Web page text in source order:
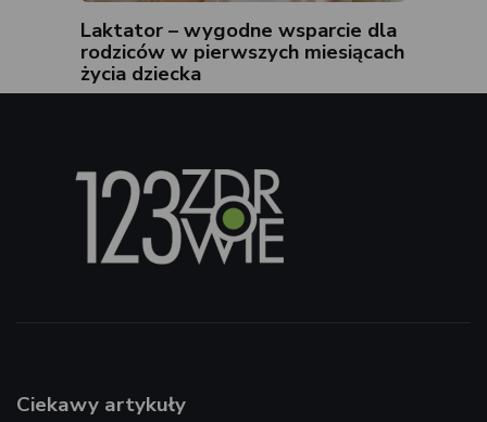
Laktator – wygodne wsparcie dla
rodziców w pierwszych miesiącach
życia dziecka
Ciekawy artykuły